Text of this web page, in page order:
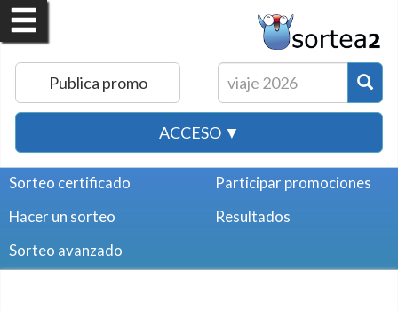
Publica promo
ACCESO ▼
Sorteo certificado
Hacer un sorteo
Sorteo avanzado
Participar promociones
Resultados